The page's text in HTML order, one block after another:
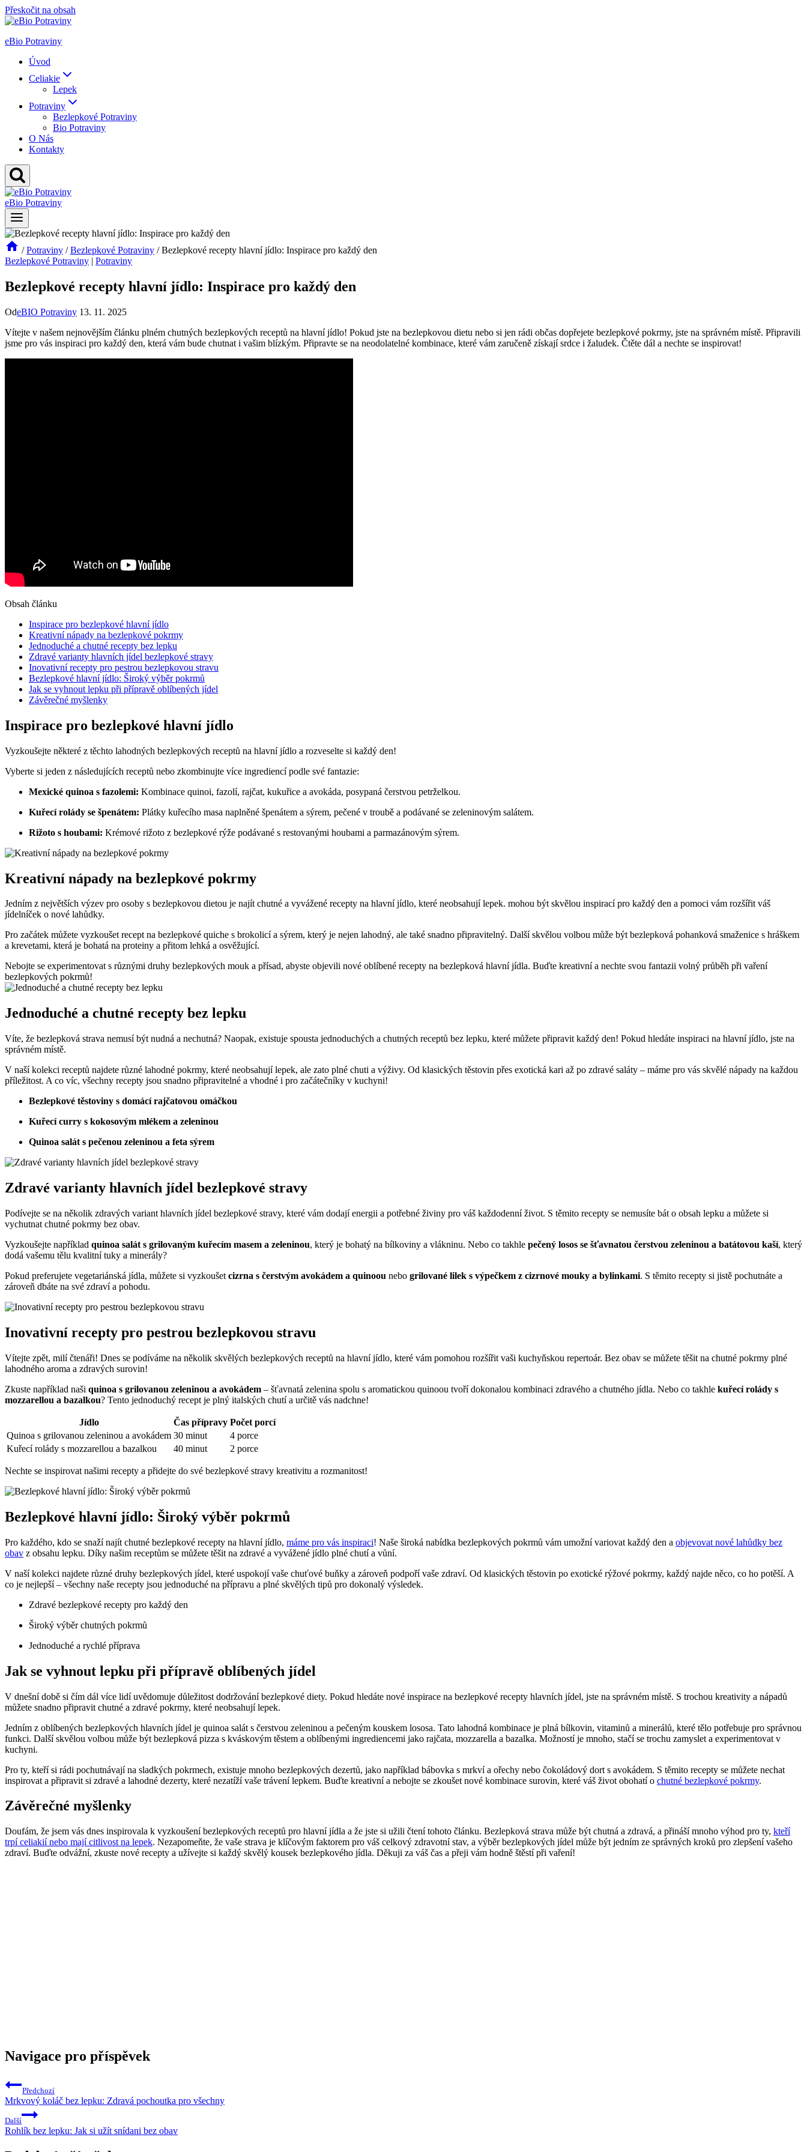
Přeskočit na obsah
eBio Potraviny
Úvod
Celiakie
Lepek
Potraviny
Bezlepkové Potraviny
Bio Potraviny
O Nás
Kontakty
eBio Potraviny
/ Potraviny / Bezlepkové Potraviny / Bezlepkové recepty hlavní jídlo: Inspirace pro každý den
Bezlepkové Potraviny | Potraviny
Bezlepkové recepty hlavní jídlo: Inspirace pro každý den
OdeBIO Potraviny 13. 11. 2025
Vítejte v našem nejnovějším článku plném chutných bezlepkových receptů na hlavní jídlo! Pokud jste na bezlepkovou dietu nebo si jen rádi občas dopřejete bezlepkové pokrmy, jste na správném místě. Připravili
jsme pro vás inspiraci pro každý den, která vám bude chutnat i vašim blízkým. Připravte se na neodolatelné kombinace, které vám zaručeně získají srdce i žaludek. Čtěte dál a nechte se inspirovat!
Obsah článku
Inspirace pro bezlepkové hlavní jídlo
Kreativní nápady na bezlepkové pokrmy
Jednoduché a chutné recepty bez lepku
Zdravé varianty hlavních jídel bezlepkové stravy
Inovativní recepty pro pestrou bezlepkovou stravu
Bezlepkové hlavní jídlo: Široký výběr pokrmů
Jak se vyhnout lepku při přípravě oblíbených jídel
Závěrečné myšlenky
Inspirace pro bezlepkové hlavní jídlo
Vyzkoušejte některé z těchto lahodných bezlepkových receptů na hlavní jídlo a rozveselte si každý den!
Vyberte si jeden z následujících receptů nebo zkombinujte více ingrediencí podle své fantazie:
Mexické quinoa s fazolemi: Kombinace quinoi, fazolí, rajčat, kukuřice a avokáda, posypaná čerstvou petrželkou.
Kuřecí rolády se špenátem: Plátky kuřecího masa naplněné špenátem a sýrem, pečené v troubě a podávané se zeleninovým salátem.
Rižoto s houbami: Krémové rižoto z bezlepkové rýže podávané s restovanými houbami a parmazánovým sýrem.
Kreativní nápady na bezlepkové pokrmy
Jedním z největších výzev pro osoby s bezlepkovou dietou je najít chutné a vyvážené recepty na hlavní jídlo, které neobsahují lepek. mohou být skvělou inspirací pro každý den a pomoci vám rozšířit váš
jídelníček o nové lahůdky.
Pro začátek můžete vyzkoušet recept na bezlepkové quiche s brokolicí a sýrem, který je nejen lahodný, ale také snadno připravitelný. Další skvělou volbou může být bezlepková pohanková smaženice s hráškem
a krevetami, která je bohatá na proteiny a přitom lehká a osvěžující.
Nebojte se experimentovat s různými druhy bezlepkových mouk a přísad, abyste objevili nové oblíbené recepty na bezlepková hlavní jídla. Buďte kreativní a nechte svou fantazii volný průběh při vaření
bezlepkových pokrmů!
Jednoduché a chutné recepty bez lepku
Víte, že bezlepková strava nemusí být nudná a nechutná? Naopak, existuje spousta jednoduchých a chutných receptů bez lepku, které můžete připravit každý den! Pokud hledáte inspiraci na hlavní jídlo, jste na
správném místě.
V naší kolekci receptů najdete různé lahodné pokrmy, které neobsahují lepek, ale zato plné chuti a výživy. Od klasických těstovin přes exotická kari až po zdravé saláty – máme pro vás skvělé nápady na každou
příležitost. A co víc, všechny recepty jsou snadno připravitelné a vhodné i pro začátečníky v kuchyni!
Bezlepkové těstoviny s domácí rajčatovou omáčkou
Kuřecí curry s kokosovým mlékem a zeleninou
Quinoa salát s pečenou zeleninou a feta sýrem
Zdravé varianty hlavních jídel bezlepkové stravy
Podívejte se na několik zdravých variant hlavních jídel bezlepkové stravy, které vám dodají energii a potřebné živiny pro váš každodenní život. S těmito recepty se nemusíte bát o obsah lepku a můžete si
vychutnat chutné pokrmy bez obav.
Vyzkoušejte například quinoa salát s grilovaným kuřecím masem a zeleninou, který je bohatý na bílkoviny a vlákninu. Nebo co takhle pečený losos se šťavnatou čerstvou zeleninou a batátovou kaší, který
dodá vašemu tělu kvalitní tuky a minerály?
Pokud preferujete vegetariánská jídla, můžete si vyzkoušet cizrna s čerstvým avokádem a quinoou nebo grilované lilek s výpečkem z cizrnové mouky a bylinkami. S těmito recepty si jistě pochutnáte a
zároveň dbáte na své zdraví a pohodu.
Inovativní recepty pro pestrou bezlepkovou stravu
Vítejte zpět, milí čtenáři! Dnes se podíváme na několik skvělých bezlepkových receptů na hlavní jídlo, které vám pomohou rozšířit vaši kuchyňskou repertoár. Bez obav se můžete těšit na chutné pokrmy plné
lahodného aroma a zdravých surovin!
Zkuste například naši quinoa s grilovanou zeleninou a avokádem – šťavnatá zelenina spolu s aromatickou quinoou tvoří dokonalou kombinaci zdravého a chutného jídla. Nebo co takhle kuřecí rolády s
mozzarellou a bazalkou? Tento jednoduchý recept je plný italských chutí a určitě vás nadchne!
Jídlo Čas přípravy Počet porcí
Quinoa s grilovanou zeleninou a avokádem 30 minut
4 porce
Kuřecí rolády s mozzarellou a bazalkou
40 minut 2 porce
Nechte se inspirovat našimi recepty a přidejte do své bezlepkové stravy kreativitu a rozmanitost!
Bezlepkové hlavní jídlo: Široký výběr pokrmů
Pro každého, kdo se snaží najít chutné bezlepkové recepty na hlavní jídlo, máme pro vás inspiraci! Naše široká nabídka bezlepkových pokrmů vám umožní variovat každý den a objevovat nové lahůdky bez
obav z obsahu lepku. Díky našim receptům se můžete těšit na zdravé a vyvážené jídlo plné chutí a vůní.
V naší kolekci najdete různé druhy bezlepkových jídel, které uspokojí vaše chuťové buňky a zároveň podpoří vaše zdraví. Od klasických těstovin po exotické rýžové pokrmy, každý najde něco, co ho potěší. A
co je nejlepší – všechny naše recepty jsou jednoduché na přípravu a plné skvělých tipů pro dokonalý výsledek.
Zdravé bezlepkové recepty pro každý den
Široký výběr chutných pokrmů
Jednoduché a rychlé příprava
Jak se vyhnout lepku při přípravě oblíbených jídel
V dnešní době si čím dál více lidí uvědomuje důležitost dodržování bezlepkové diety. Pokud hledáte nové inspirace na bezlepkové recepty hlavních jídel, jste na správném místě. S trochou kreativity a nápadů
můžete snadno připravit chutné a zdravé pokrmy, které neobsahují lepek.
Jedním z oblíbených bezlepkových hlavních jídel je quinoa salát s čerstvou zeleninou a pečeným kouskem lososa. Tato lahodná kombinace je plná bílkovin, vitaminů a minerálů, které tělo potřebuje pro správnou
funkci. Další skvělou volbou může být bezlepková pizza s kváskovým těstem a oblíbenými ingrediencemi jako rajčata, mozzarella a bazalka. Možností je mnoho, stačí se trochu zamyslet a experimentovat v
kuchyni.
Pro ty, kteří si rádi pochutnávají na sladkých pokrmech, existuje mnoho bezlepkových dezertů, jako například bábovka s mrkví a ořechy nebo čokoládový dort s avokádem. S těmito recepty se můžete nechat
inspirovat a připravit si zdravé a lahodné dezerty, které nezatíží vaše trávení lepkem. Buďte kreativní a nebojte se zkoušet nové kombinace surovin, které váš život obohatí o chutné bezlepkové pokrmy.
Závěrečné myšlenky
Doufám, že jsem vás dnes inspirovala k vyzkoušení bezlepkových receptů pro hlavní jídla a že jste si užili čtení tohoto článku. Bezlepková strava může být chutná a zdravá, a přináší mnoho výhod pro ty, kteří
trpí celiakií nebo mají citlivost na lepek. Nezapomeňte, že vaše strava je klíčovým faktorem pro váš celkový zdravotní stav, a výběr bezlepkových jídel může být jedním ze správných kroků pro zlepšení vašeho
zdraví. Buďte odvážní, zkuste nové recepty a užívejte si každý skvělý kousek bezlepkového jídla. Děkuji za váš čas a přeji vám hodně štěstí při vaření!
Navigace pro příspěvek
Předchozí
Mrkvový koláč bez lepku: Zdravá pochoutka pro všechny
Další
Rohlík bez lepku: Jak si užít snídani bez obav